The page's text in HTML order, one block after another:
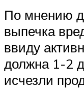
По мнению
выпечка
ввиду
должна 1-2
исчезли